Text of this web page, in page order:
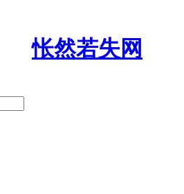
怅然若失网